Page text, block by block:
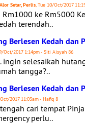
Setar, Perlis, Tue 10/Oct/2017
Rm1000 ke Rm5000
terendah..
Berlesen Kedah dan
Oct/2017 1:14pm - Siti Aisyah 86
ingin selesaikah
tangga?..
Berlesen Kedah dan
2017 11:03am - Hafiq 8
cari tempat
perlu..